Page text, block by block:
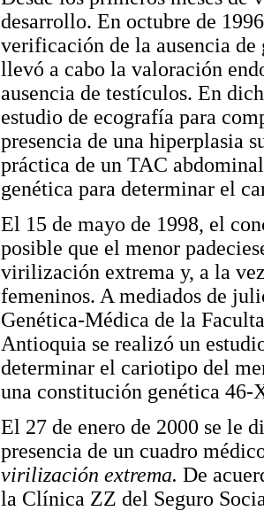
desarrollo. En octubre de
verificación de la ausencia de
llevó a cabo la valoración
ausencia de testículos. En
estudio de ecografía para
presencia de una hiperplasia
práctica de un TAC
genética para determinar el
El 15 de mayo de 1998, el
posible que el menor
virilización extrema y, a la
femeninos. A mediados de
Genética-Médica de la
Antioquia se realizó un
determinar el cariotipo del
una constitución genética
El 27 de enero de 2000 se le
presencia de un cuadro
virilización extrema. De
la Clínica ZZ del Seguro